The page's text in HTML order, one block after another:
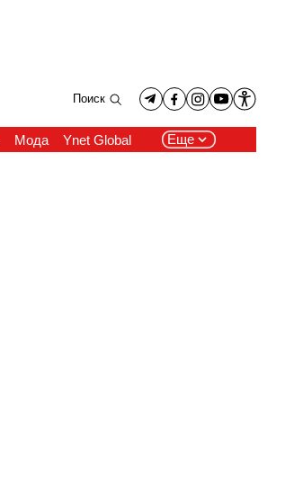
Поиск
Мода Ynet Global Еще